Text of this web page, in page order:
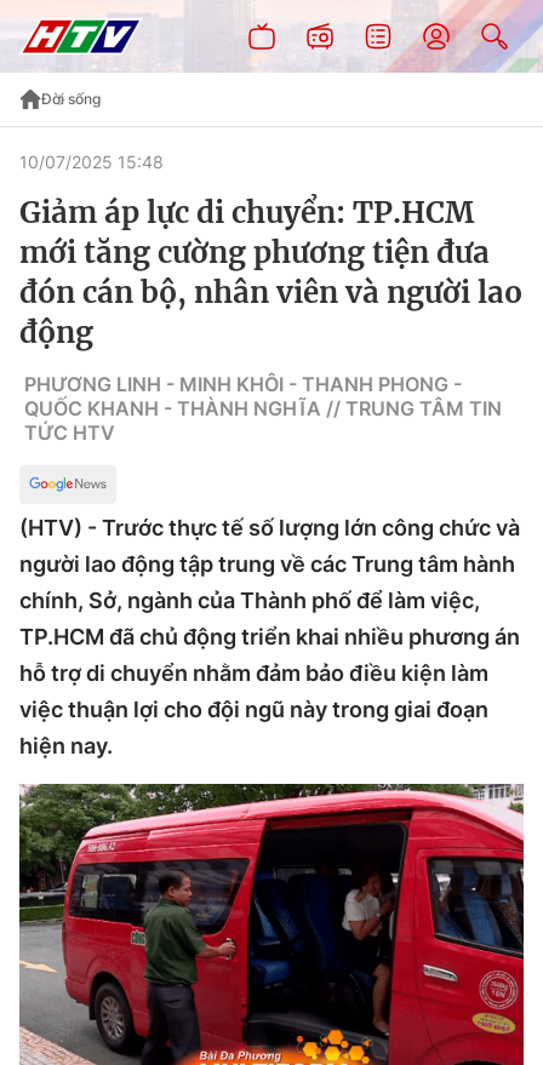
Đời sống
10/07/2025 15:48
Giảm áp lực di chuyển: TP.HCM
mới tăng cường phương tiện đưa
đón cán bộ, nhân viên và người lao
động
PHƯƠNG LINH - MINH KHÔI - THANH PHONG -
QUỐC KHANH - THÀNH NGHĨA // TRUNG TÂM TIN
TỨC HTV
(HTV) - Trước thực tế số lượng lớn công chức và
người lao động tập trung về các Trung tâm hành
chính, Sở, ngành của Thành phố để làm việc,
TP.HCM đã chủ động triển khai nhiều phương án
hỗ trợ di chuyển nhằm đảm bảo điều kiện làm
việc thuận lợi cho đội ngũ này trong giai đoạn
hiện nay.